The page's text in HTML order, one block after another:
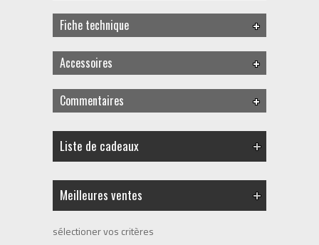
Fiche technique
Accessoires
Commentaires
Liste de cadeaux
Meilleures ventes
sélectioner vos critères